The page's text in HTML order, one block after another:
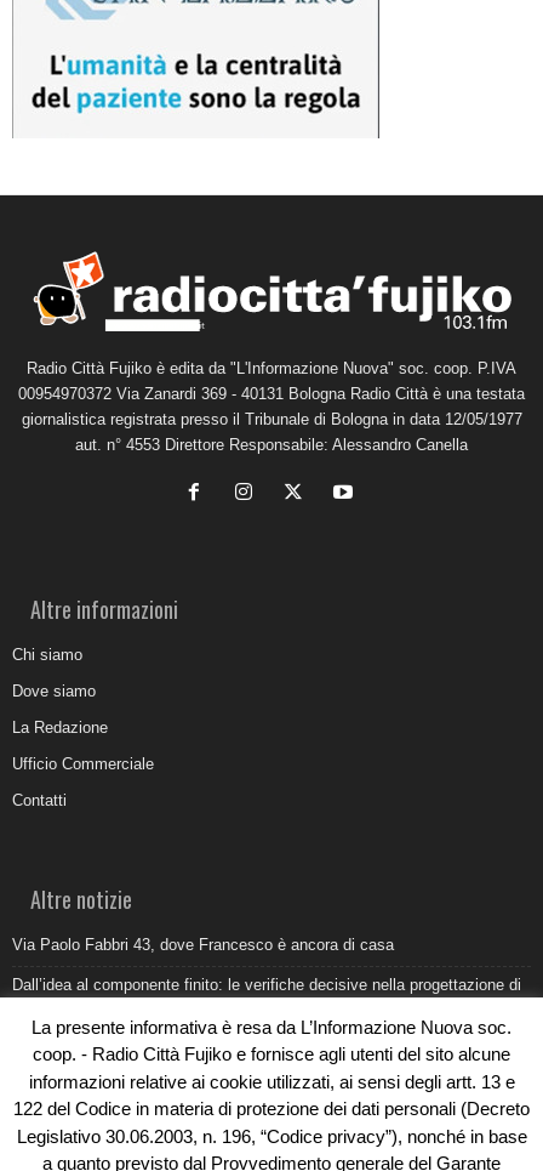
Radio Città Fujiko è edita da "L'Informazione Nuova" soc. coop. P.IVA
00954970372 Via Zanardi 369 - 40131 Bologna Radio Città è una testata
giornalistica registrata presso il Tribunale di Bologna in data 12/05/1977
aut. n° 4553 Direttore Responsabile: Alessandro Canella
Altre informazioni
Chi siamo
Dove siamo
La Redazione
Ufficio Commerciale
Contatti
Altre notizie
Via Paolo Fabbri 43, dove Francesco è ancora di casa
Dall’idea al componente finito: le verifiche decisive nella progettazione di
Belvedere Marittimo e il report ARPACAL 2026 sulla qualità del mare
Come organizzare e allestire una camera ardente per l’ultimo saluto
Umidità di risalita in casa, come riconoscere i segnali veri
La presente informativa è resa da L’Informazione Nuova soc.
coop. - Radio Città Fujiko e fornisce agli utenti del sito alcune
informazioni relative ai cookie utilizzati, ai sensi degli artt. 13 e
122 del Codice in materia di protezione dei dati personali (Decreto
Legislativo 30.06.2003, n. 196, “Codice privacy”), nonché in base
a quanto previsto dal Provvedimento generale del Garante